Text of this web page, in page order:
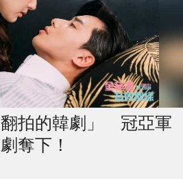
翻拍的韓劇」 冠亞軍
奪下！